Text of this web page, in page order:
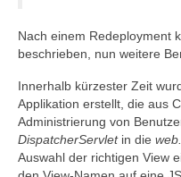
Nach einem Redeployment
beschrieben, nun weitere
Innerhalb kürzester Zeit
Applikation erstellt, die aus
Administrierung von
DispatcherServletin die
Auswahl der richtigen View